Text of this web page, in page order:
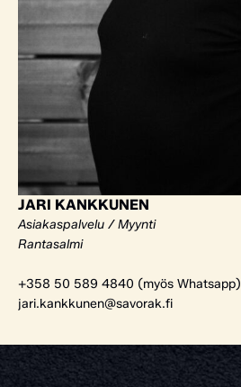
JARI KANKKUNEN
Asiakaspalvelu / Myynti
Rantasalmi
+358 50 589 4840 (myös Whatsapp)
jari.kankkunen@savorak.fi